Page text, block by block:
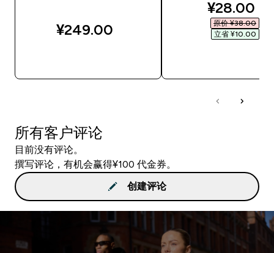
¥249.00‎
¥28.00‎
原价 ¥38.00‎
立省 ¥10.00‎
所有客户评论
目前没有评论。
撰写评论，有机会赢得¥100 代金券。
创建评论